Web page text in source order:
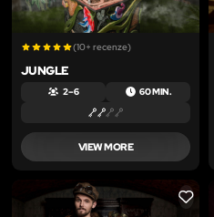
(10+ recenze)
JUNGLE
2 – 6 60 MIN.
VIEW MORE
LIKE